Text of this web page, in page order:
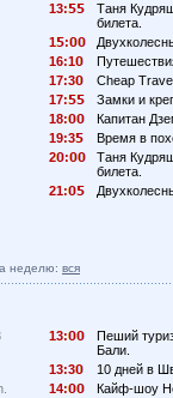
13:
Таня
билета.
1
:
16:1
17:3
Cheap
17:
Замки и
18:
Капитан
19:3
Время в
2
:
Таня
билета.
21:
неделю: вся
13:
Пеший
Бали.
13:3
10 дней в
14:
Кайф-шоу